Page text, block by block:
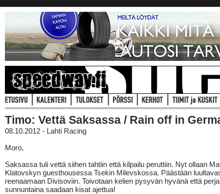
Timo: Vettä Saksassa / Rain off in
08.10.2012 - Lahti Racing
Moro,
Saksassa tuli vettä siihen tahtiin että kilpailu peruttiin. Nyt ollaan
Klatovskyn guesthousessa Tsekin Milevskossa. Päästään
reenaamaan Divisoviin. Toivotaan kelien pysyvän hyvänä että
sunnuntaina saadaan kisat ajettua!